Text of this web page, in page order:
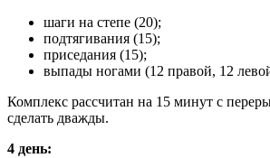
шаги на степе (20);
подтягивания (15);
приседания (15);
выпады ногами (12 правой, 12
Комплекс рассчитан на 15 минут с
сделать дважды.
4 день: